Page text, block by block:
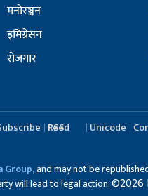
मनोरञ्जन
इमिग्रेसन
रोजगार
RSS Feed Unicode
Group,and may not be
will lead to legal action.©2026